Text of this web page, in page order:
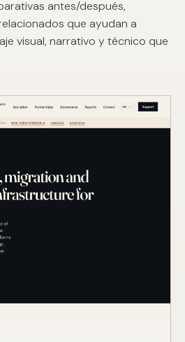
antes/después,
que ayudan a
visual, narrativo y técnico que